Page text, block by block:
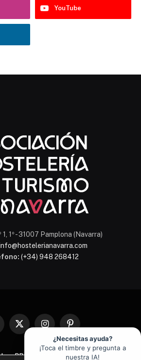
YouTube
¿Necesitas ayuda?
¡Toca el timbre y pregunta a
nuestra IA!
Hostelería Navarra
línea
1, 1º - 31007 Pamplona (Navarra)
(+34) 948 268412
X
(Twitter)
InstagramPinterest
PROTECCIÓN DE DATOS